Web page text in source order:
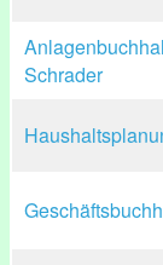
Schrader